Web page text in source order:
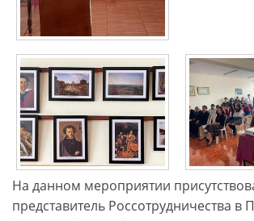
На данном мероприятии
представитель Россотрудничества в